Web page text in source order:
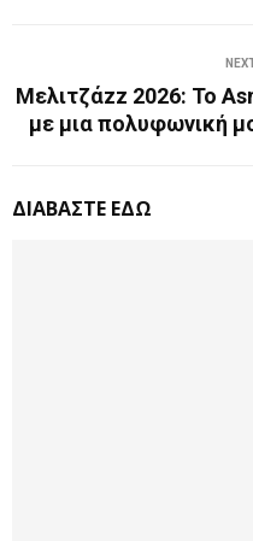
Μελιτζάzz 2026: Το
με μια πολυφωνική
ΔΙΑΒΑΣΤΕ ΕΔΩ